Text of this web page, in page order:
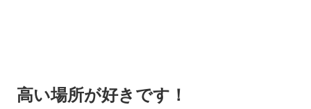
高い場所が好きです！